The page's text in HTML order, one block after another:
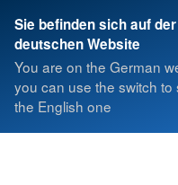
Sie befinden sich auf der
deutschen Website
You are on the German
you can use the switch to
the English one